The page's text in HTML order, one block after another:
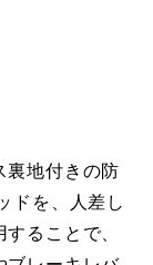
裏地付きの防
ドを、人差し
ることで、